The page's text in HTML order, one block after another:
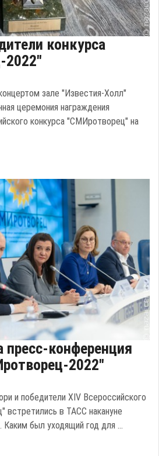
конкурса
2022"
зале "Известия-Холл"
церемония награждения
конкурса "СМИротворец" на
конференция
2022"
и победители XIV Всероссийского
встретились в ТАСС накануне
Каким был уходящий год для ...